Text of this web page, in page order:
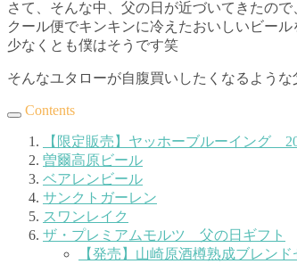
さて、そんな中、父の日が近づいてきたの
クール便でキンキンに冷えたおいしいビー
少なくとも僕はそうです笑
そんなユタローが自腹買いしたくなるような
Contents
【限定販売】ヤッホーブルーイング
曽爾高原ビール
ベアレンビール
サンクトガーレン
スワンレイク
ザ・プレミアムモルツ 父の日ギフト
【発売】山崎原酒樽熟成ブレンド